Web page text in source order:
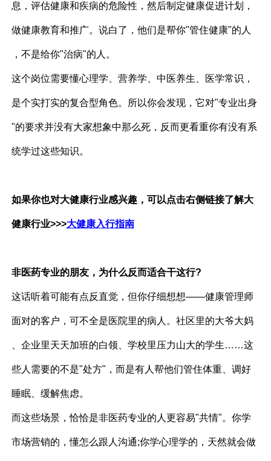
息，评估健康和疾病的危险性，然后制定健康促进计划，
做健康教育和推广。说白了，他们是帮你"管住健康"的人
，不是给你"治病"的人。
这个岗位需要懂心理学、营养学、中医养生、医学常识，
是个实打实的复合型角色。所以你会发现，它对"专业出身
"的要求并没有大家想象中那么死，反而更看重你有没有系
统学过这些知识。
如果你也对大健康行业感兴趣，可以点击右侧链接了解大
健康行业>>>大健康入行指南
非医药专业的朋友，为什么反而适合干这行?
这话听着可能有点反直觉，但你仔细想想——健康管理师
面对的客户，可不全是医院里的病人。社区里的大爷大妈
、企业里天天加班的白领、学校里压力山大的学生……这
些人需要的不是"处方"，而是有人帮他们管住体重、调好
睡眠、缓解焦虑。
而这些场景，恰恰是非医药专业的人更容易"共情"。你学
市场营销的，懂怎么跟人沟通;你学心理学的，天然就会做